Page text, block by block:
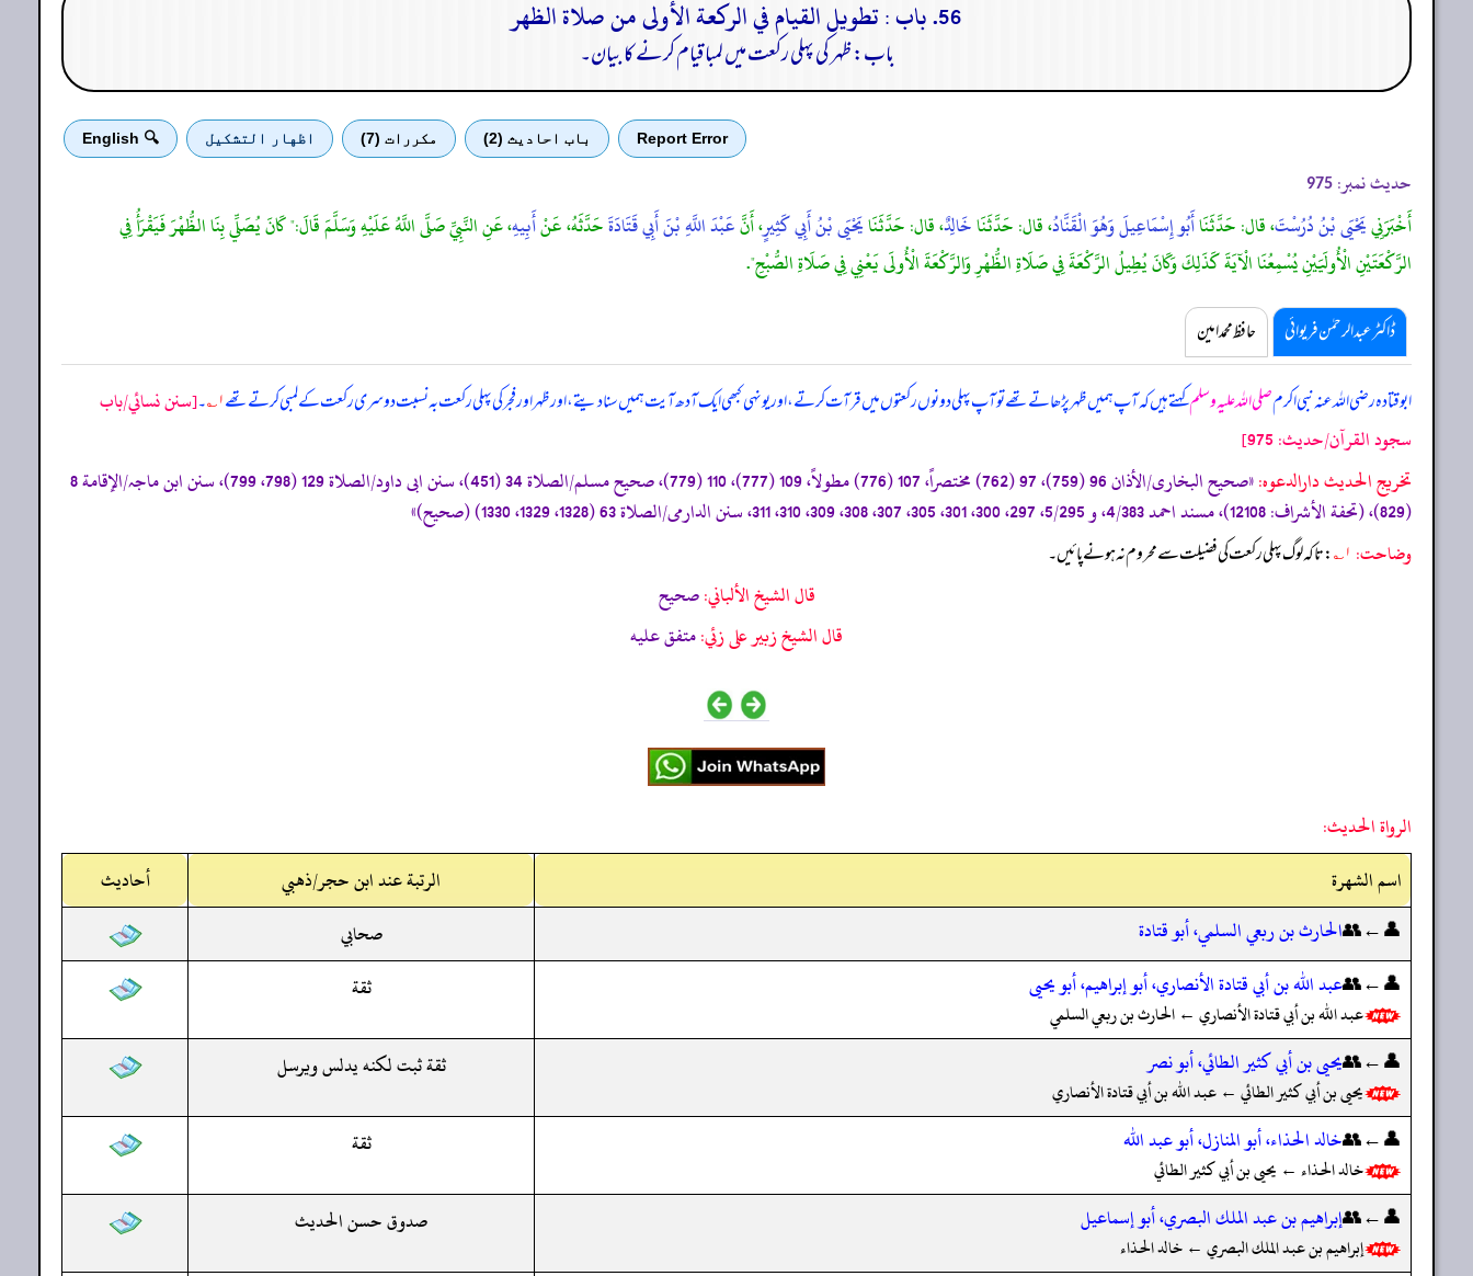
56. باب : تطويل القيام في الركعة الأولى من صلاة الظهر
باب: ظہر کی پہلی رکعت میں لمبا قیام کرنے کا بیان۔
Report Error باب احادیث (2) مكررات (7) اظهار التشكيل 🔍 English
حدیث نمبر: 975
أَخْبَرَنِييَحْيَى بْنُ دُرُسْتَ، قال: حَدَّثَنَاأَبُو إِسْمَاعِيلَ وَهُوَ الْقَنَّادُ، قال: حَدَّثَنَاخَالِدٌ، قال: حَدَّثَنَايَحْيَى بْنُ أَبِي كَثِيرٍ، أَنَّعَبْدَ اللَّهِ بْنَ أَبِي قَتَادَةَحَدَّثَهُ، عَنْأَبِيهِ، عَنِ النَّبِيِّ صَلَّى اللَّهُ عَلَيْهِ وَسَلَّمَ قَالَ:" كَانَ يُصَلِّي بِنَا الظُّهْرَ فَيَقْرَأُ فِي
الرَّكْعَتَيْنِ الْأُولَيَيْنِ يُسْمِعُنَا الْآيَةَ كَذَلِكَ وَكَانَ يُطِيلُ الرَّكْعَةَ فِي صَلَاةِ الظُّهْرِ وَالرَّكْعَةَ الْأُولَى يَعْنِي فِي صَلَاةِ الصُّبْحِ".
ڈاکٹر عبدالرحمٰن فریوائی حافظ محمد امین
ابوقتادہ رضی اللہ عنہ نبی اکرمصلی اللہ علیہ وسلمکہتے ہیں کہآپ ہمیں ظہر پڑھاتے تھے تو آپ پہلی دونوں رکعتوں میں قرآت کرتے، اور یونہی کبھی ایک آدھ آیت ہمیں سنا دیتے، اور ظہر اور فجر کی پہلی رکعت بہ نسبت دوسری رکعت کے لمبی کرتے تھے۱؎ ۔[سنن نسائي/باب
سجود القرآن/حدیث: 975]
تخریج الحدیث دارالدعوہ:
«صحیح البخاری/الأذان 96 (759)، 97 (762) مختصراً، 107 (776) مطولاً، 109 (777)، 110 (779)، صحیح مسلم/الصلاة 34 (451)، سنن ابی داود/الصلاة 129 (798، 799)، سنن ابن ماجہ/الإقامة 8
(829)، (تحفة الأشراف: 12108)، مسند احمد 4/383، و 5/295، 297، 300، 301، 305، 307، 308، 309، 310، 311، سنن الدارمی/الصلاة 63 (1328، 1329، 1330) (صحیح)»
وضاحت: ۱؎ : تاکہ لوگ پہلی رکعت کی فضیلت سے محروم نہ ہونے پائیں۔
قال الشيخ الألباني:صحيح
قال الشيخ زبير على زئي:متفق عليه
الرواة الحديث:
اسم الشهرة
الرتبة عند ابن حجر/ذهبي
أحاديث
👤←👥الحارث بن ربعي السلمي، أبو قتادة
صحابي
👤←👥عبد الله بن أبي قتادة الأنصاري، أبو إبراهيم، أبو يحيى
عبد الله بن أبي قتادة الأنصاري ← الحارث بن ربعي السلمي
ثقة
👤←👥يحيى بن أبي كثير الطائي، أبو نصر
يحيى بن أبي كثير الطائي ← عبد الله بن أبي قتادة الأنصاري
ثقة ثبت لكنه يدلس ويرسل
👤←👥خالد الحذاء، أبو المنازل، أبو عبد الله
خالد الحذاء ← يحيى بن أبي كثير الطائي
ثقة
👤←👥إبراهيم بن عبد الملك البصري، أبو إسماعيل
إبراهيم بن عبد الملك البصري ← خالد الحذاء
صدوق حسن الحديث